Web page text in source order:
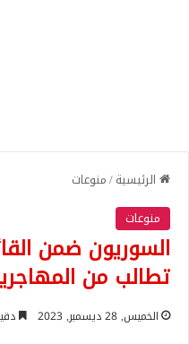
الرئيسية/منوعات
منوعات
السوريون ضمن
تطالب من
الخميس, 28 ديسمبر, 2023